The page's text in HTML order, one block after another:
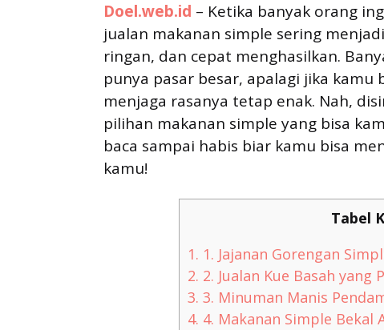
Doel.web.id – Ketika banyak orang
jualan makanan simple sering
ringan, dan cepat menghasilkan.
punya pasar besar, apalagi jika
menjaga rasanya tetap enak. Nah,
pilihan makanan simple yang bisa
baca sampai habis biar kamu bisa
kamu!
Tabel
1. 1. Jajanan Gorengan
2. 2. Jualan Kue Basah
3. 3. Minuman Manis
4. 4. Makanan Simple Bekal